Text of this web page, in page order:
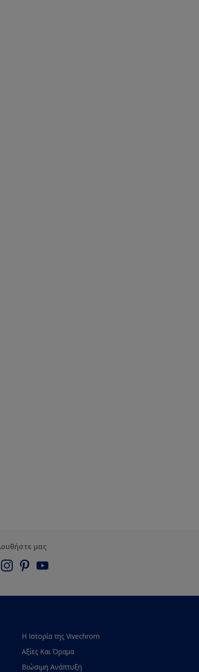
μας
Η Ιστορία της Vivechrom
Αξίες Και Όραμα
Βιώσιμη Ανάπτυξη